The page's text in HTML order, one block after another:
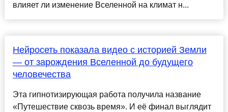
влияет ли изменение Вселенной на климат н...
Нейросеть показала видео с историей Земли
— от зарождения Вселенной до будущего
человечества
Эта гипнотизирующая работа получила название
«Путешествие сквозь время». И её финал выглядит